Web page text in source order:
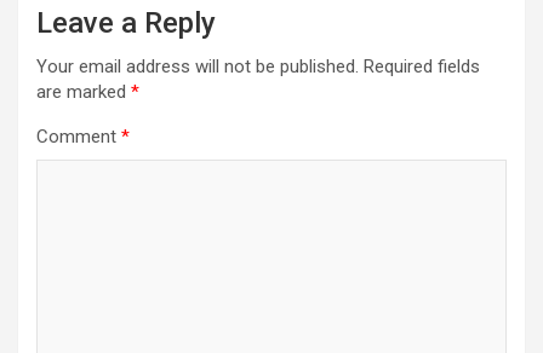
Leave a Reply
Your email address will not be published. Required fields
are marked *
Comment *